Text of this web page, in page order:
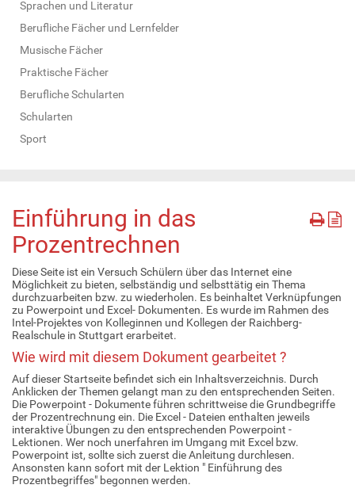
Sprachen und Literatur
Berufliche Fächer und Lernfelder
Musische Fächer
Praktische Fächer
Berufliche Schularten
Schularten
Sport
Einführung in das
Prozentrechnen
Diese Seite ist ein Versuch Schülern über das Internet eine
Möglichkeit zu bieten, selbständig und selbsttätig ein Thema
durchzuarbeiten bzw. zu wiederholen. Es beinhaltet Verknüpfungen
zu Powerpoint und Excel- Dokumenten. Es wurde im Rahmen des
Intel-Projektes von Kolleginnen und Kollegen der Raichberg-
Realschule in Stuttgart erarbeitet.
Wie wird mit diesem Dokument gearbeitet ?
Auf dieser Startseite befindet sich ein Inhaltsverzeichnis. Durch
Anklicken der Themen gelangt man zu den entsprechenden Seiten.
Die Powerpoint - Dokumente führen schrittweise die Grundbegriffe
der Prozentrechnung ein. Die Excel - Dateien enthalten jeweils
interaktive Übungen zu den entsprechenden Powerpoint -
Lektionen. Wer noch unerfahren im Umgang mit Excel bzw.
Powerpoint ist, sollte sich zuerst die Anleitung durchlesen.
Ansonsten kann sofort mit der Lektion " Einführung des
Prozentbegriffes" begonnen werden.